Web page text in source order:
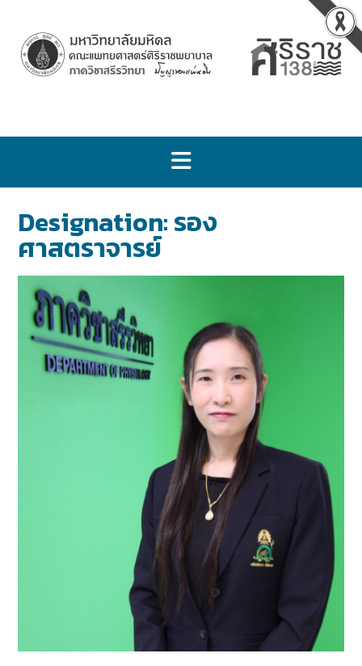
Designation:รอง
ศาสตราจารย์